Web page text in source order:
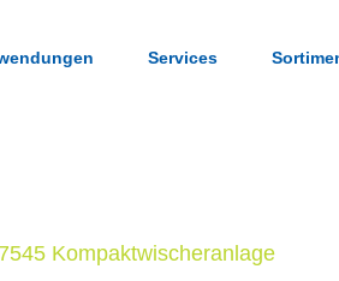
Services
Kompaktwischeranlage